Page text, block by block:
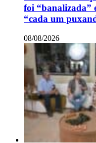
foi “banalizada”
“cada um
08/08/2026